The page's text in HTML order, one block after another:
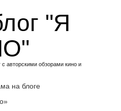
"Я
с авторскими обзорами кино и
на блоге